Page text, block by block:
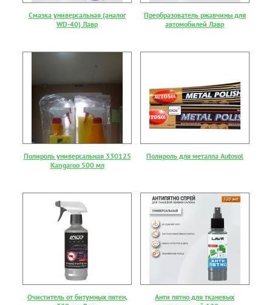
Смазка универсальная (аналог
WD-40) Лавр
Преобразователь ржавчины для
автомобилей Лавр
Полироль универсальная 330125
Kangaroo 500 мл
Полироль для металла Autosol
Очиститель от битумных пятен,
Анти пятно для тканевых